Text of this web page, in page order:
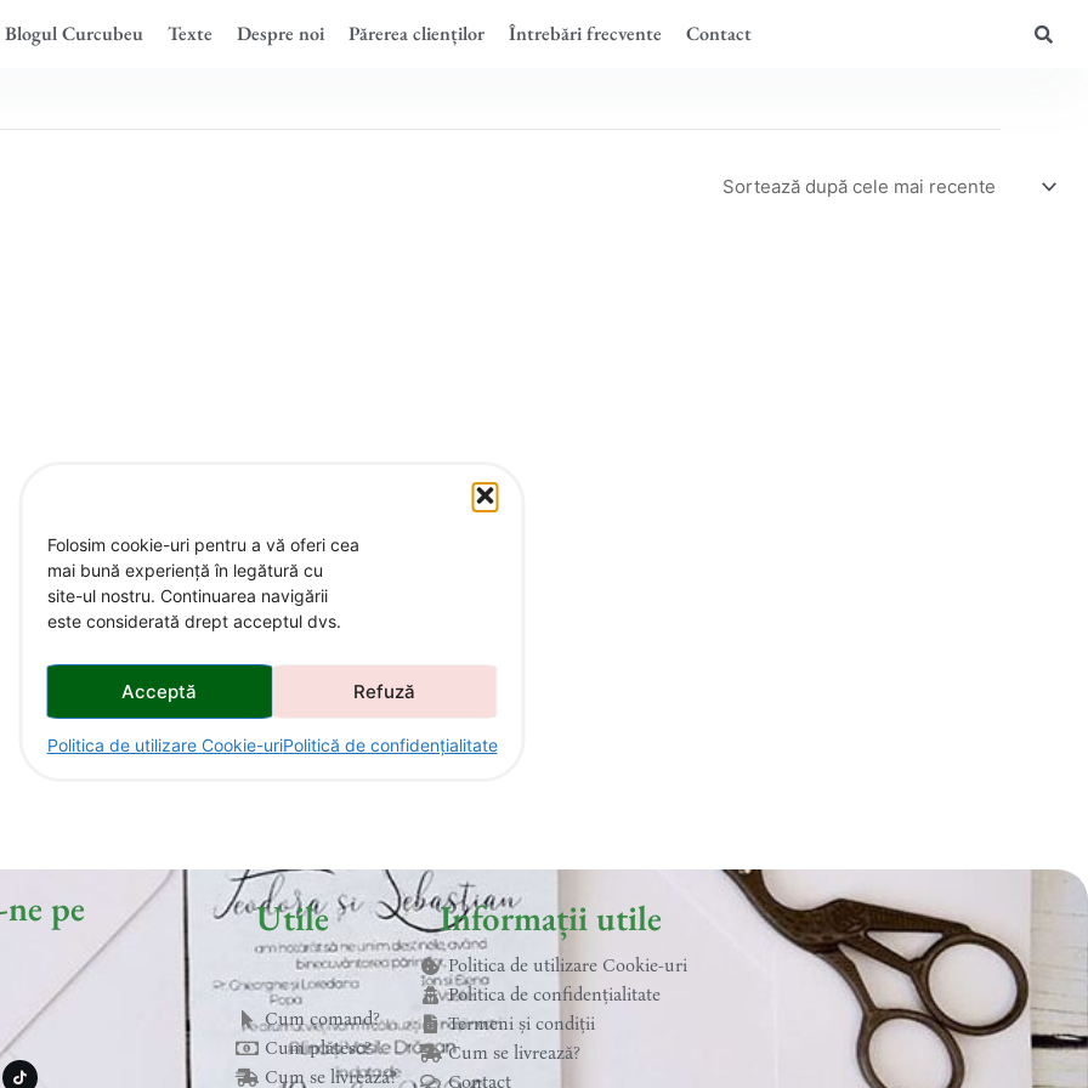
Folosim cookie-uri pentru a vă oferi cea
mai bună experiență în legătură cu
site-ul nostru. Continuarea navigării
este considerată drept acceptul dvs.
Acceptă Refuză
Politica de utilizare Cookie-uriPolitică de confidențialitate
Blogul Curcubeu Texte Despre noi Părerea clienților Întrebări frecvente Contact
pe
T
i
k
Utile
Cum comand?
Cum plătesc?
Cum se livrează?
Informații utile
Politica de utilizare Cookie-uri
Politica de confidențialitate
Termeni și condiții
Cum se livrează?
Contact